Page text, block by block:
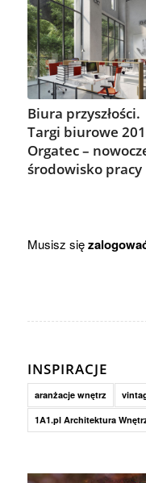
Biura przyszłości.
Targi biurowe
Orgatec –
środowisko pracy
Musisz się
INSPIRACJE
aranżacje wnętrz
1A1.pl Architektura